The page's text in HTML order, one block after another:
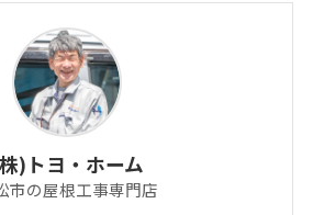
)トヨ・ホーム
市の屋根工事専門店